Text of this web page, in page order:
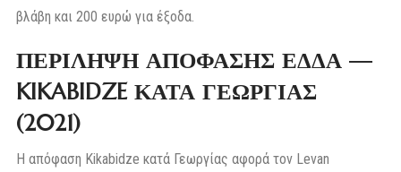
βλάβη και 200 ευρώ για έξοδα.
ΠΕΡΙΛΗΨΗ ΑΠΟΦΑΣΗΣ ΕΔΔΑ —
KIKABIDZE ΚΑΤΑ ΓΕΩΡΓΙΑΣ
(2021)
Η απόφαση Kikabidze κατά Γεωργίας αφορά τον Levan